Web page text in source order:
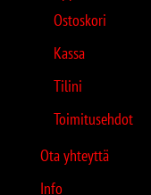
Ostoskori
Kassa
Tilini
Toimitusehdot
Ota yhteyttä
Info